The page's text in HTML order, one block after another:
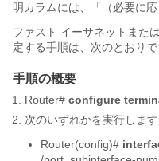
明カラムには、「（必要に
ファスト イーサネットまた
定する手順は、次のとおりで
手順の概要
Router# configure
次のいずれかを実行します
Router(config)#